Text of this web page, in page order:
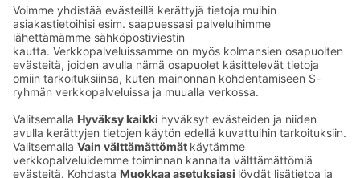
Kaup­pa­kes­kus
Ma-pe
9–20
La
9–19
Su
11–18
Katso poik­keus­au­kio­lottäältä
Iso­katu 22–25,